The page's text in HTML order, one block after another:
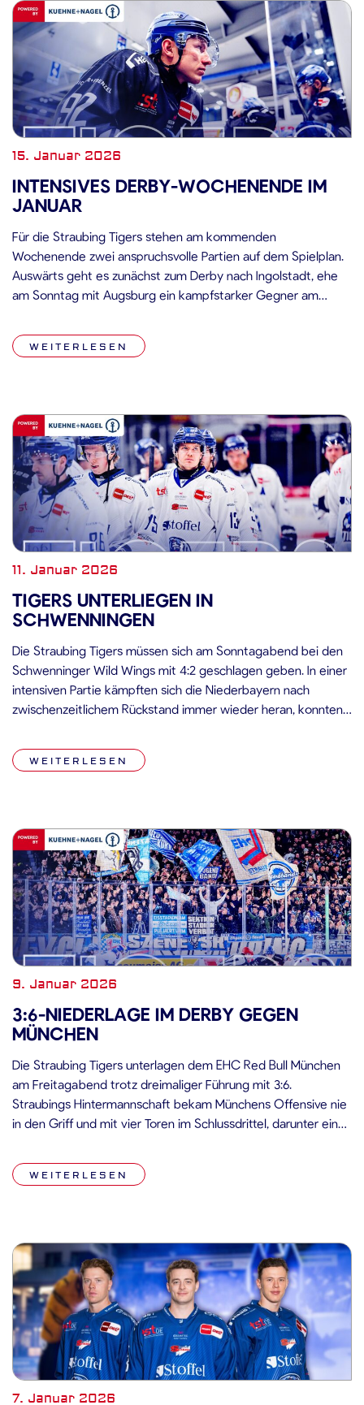
15. Januar 2026
INTENSIVES DERBY-WOCHENENDE IM
JANUAR
Für die Straubing Tigers stehen am kommenden
Wochenende zwei anspruchsvolle Partien auf dem Spielplan.
Auswärts geht es zunächst zum Derby nach Ingolstadt, ehe
am Sonntag mit Augsburg ein kampfstarker Gegner am
weitere Begegnungen folgen, bieten diese beiden Spiele
wichtige Standortbestimmungen im engen Tabellenumfeld.
WEITERLESEN
11. Januar 2026
TIGERS UNTERLIEGEN IN
SCHWENNINGEN
Die Straubing Tigers müssen sich am Sonntagabend bei den
Schwenninger Wild Wings mit 4:2 geschlagen geben. In einer
intensiven Partie kämpften sich die Niederbayern nach
zwischenzeitlichem Rückstand immer wieder heran, konnten
setzen. Die Entscheidung fiel in der Schlussphase durch einen
Treffer ins leere Tor. Spiel Die Partie […]
WEITERLESEN
9. Januar 2026
3:6-NIEDERLAGE IM DERBY GEGEN
MÜNCHEN
Die Straubing Tigers unterlagen dem EHC Red Bull München
am Freitagabend trotz dreimaliger Führung mit 3:6.
Straubings Hintermannschaft bekam Münchens Offensive nie
in den Griff und mit vier Toren im Schlussdrittel, darunter ein
den Erfolg. Ausgangslage Am 38. Spieltag der PENNY DEL
bekamen es die Straubing Tigers mit dem […]
WEITERLESEN
7. Januar 2026